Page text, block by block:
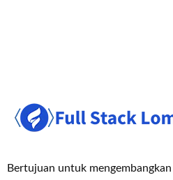
Bertujuan untuk